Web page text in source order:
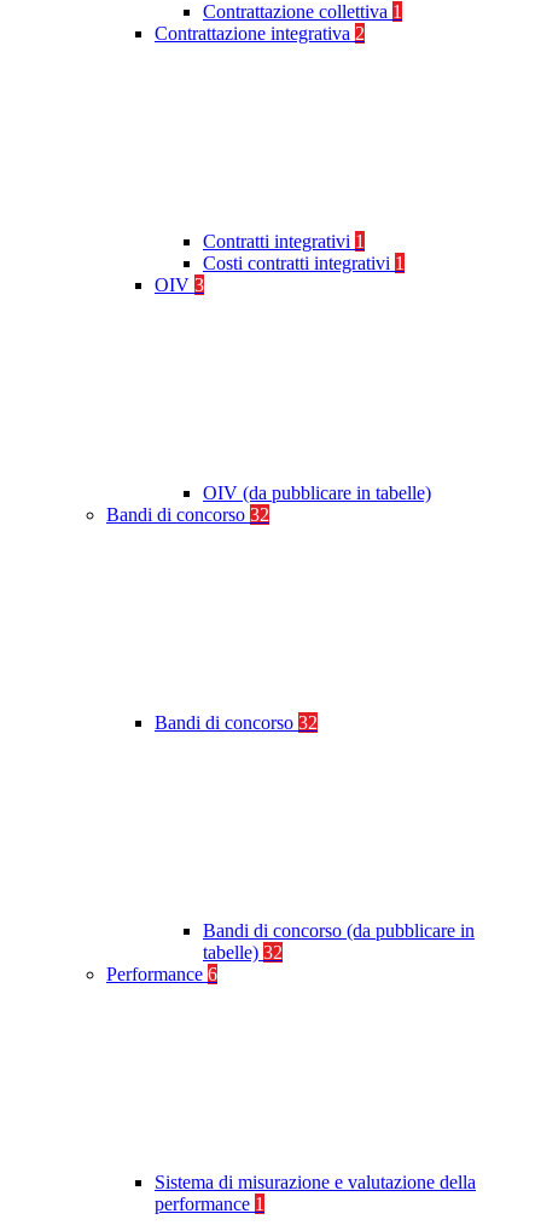
Contrattazione collettiva 1
Contrattazione integrativa 2
Contratti integrativi 1
Costi contratti integrativi 1
OIV 3
OIV (da pubblicare in tabelle)
Bandi di concorso 32
Bandi di concorso 32
Bandi di concorso (da pubblicare in
tabelle) 32
Performance 6
Sistema di misurazione e valutazione della
performance 1